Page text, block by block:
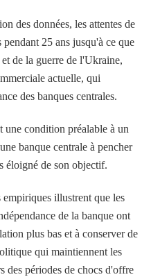
des données, les attentes de
25 ans jusqu'à ce que
de la guerre de l'Ukraine,
actuelle, qui
des banques centrales.
une condition préalable à un
banque centrale à pencher
éloigné de son objectif.
empiriques illustrent que les
de la banque ont
plus bas et à conserver de
qui maintiennent les
des périodes de chocs d'offre